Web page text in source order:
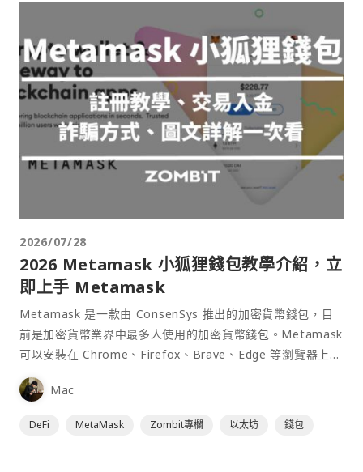
2026/07/28
2026 Metamask 小狐狸錢包教學介紹，立
即上手 Metamask
Metamask 是一款由 ConsenSys 推出的加密貨幣錢包，目
前是加密貨幣業界中最多人使用的加密貨幣錢包。Metamask
可以安裝在 Chrome、Firefox、Brave、Edge 等瀏覽器上作
為插件使用，具備許多功能且使用上非常方便。
Mac
DeFi MetaMask Zombit專欄 以太坊 錢包